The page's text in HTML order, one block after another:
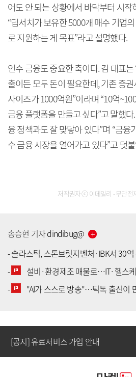
어도 안 되는 상황에서 바닥부터 시작
“딥서치가 보유한 5000개 매수 기업
로 지원하는 게 목표”라고 설명했다.
인수 금융도 중요한 축이다. 김 대표
출이든 모두 돈이 필요한데, 기존 증
사이즈가 1000억원”이라며 “10억
금융 플랫폼을 만들고 싶다”고 말했
융 정책과도 잘 맞닿아 있다”며 “금융
수 금융 시장을 열어가고 있다”고 덧
저작권자 ⓒ 이데일리 - 무단전
송승현 기자dindibug@
-솔라스틱, 스톤브릿지벤처·IBK서 30억
-
설비·환경제조 매물로…IT·헬스
-
"AI가 스스로 방송"…틱톡 출신이
[공지] 유료서비스 가입 안내
[공지] 유료서비스 가입 안내
[공지] 새로워진 마켓인, 성공투자 창을